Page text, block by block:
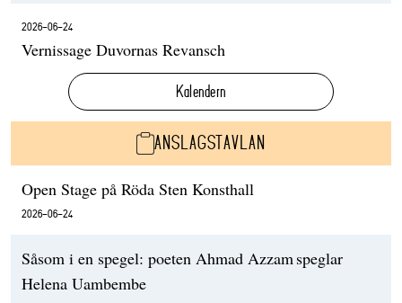
2026-06-24
Vernissage Duvornas Revansch
Kalendern
ANSLAGSTAVLAN
Open Stage på Röda Sten Konsthall
2026-06-24
Såsom i en spegel: poeten Ahmad Azzam speglar
Helena Uambembe